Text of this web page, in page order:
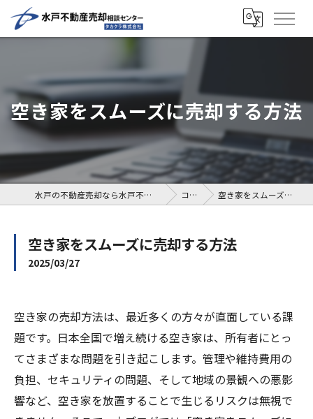
空き家をスムーズに売却する方法
水戸の不動産売却なら水戸不動産売却相談センター コラム 空き家をスムーズに売却する方法
空き家をスムーズに売却する方法
2025/03/27
空き家の売却方法は、最近多くの方々が直面している課
題です。日本全国で増え続ける空き家は、所有者にとっ
てさまざまな問題を引き起こします。管理や維持費用の
負担、セキュリティの問題、そして地域の景観への悪影
響など、空き家を放置することで生じるリスクは無視で